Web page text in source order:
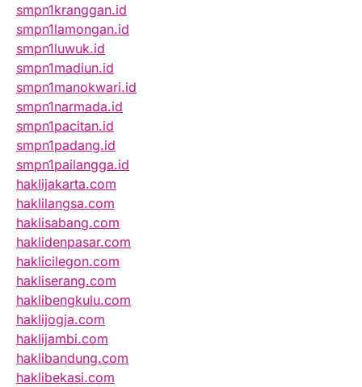
smpn1kranggan.id
smpn1lamongan.id
smpn1luwuk.id
smpn1madiun.id
smpn1manokwari.id
smpn1narmada.id
smpn1pacitan.id
smpn1padang.id
smpn1pailangga.id
haklijakarta.com
haklilangsa.com
haklisabang.com
haklidenpasar.com
haklicilegon.com
hakliserang.com
haklibengkulu.com
haklijogja.com
haklijambi.com
haklibandung.com
haklibekasi.com